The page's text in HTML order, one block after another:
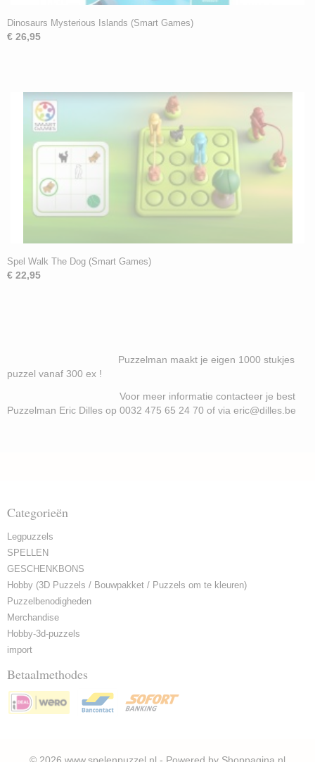
Dinosaurs Mysterious Islands (Smart Games)
€ 26,95
Spel Walk The Dog (Smart Games)
€ 22,95
Puzzelman maakt je eigen 1000 stukjes
puzzel vanaf 300 ex !
Voor meer informatie contacteer je best
Puzzelman Eric Dilles op 0032 475 65 24 70 of via eric@dilles.be
Categorieën
Legpuzzels
SPELLEN
GESCHENKBONS
Hobby (3D Puzzels / Bouwpakket / Puzzels om te kleuren)
Puzzelbenodigheden
Merchandise
Hobby-3d-puzzels
import
Betaalmethodes